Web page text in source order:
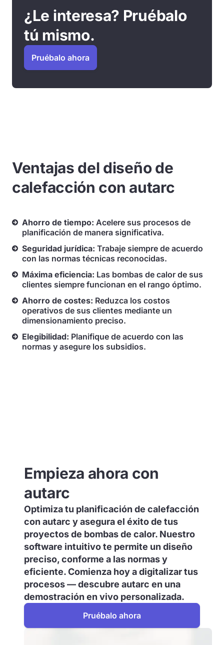
¿Le interesa? Pruébalo
tú mismo.
Pruébalo ahora
Ventajas del diseño de
calefacción con autarc
Ahorro de tiempo: Acelere sus procesos de
planificación de manera significativa.
Seguridad jurídica: Trabaje siempre de acuerdo
con las normas técnicas reconocidas.
Máxima eficiencia: Las bombas de calor de sus
clientes siempre funcionan en el rango óptimo.
Ahorro de costes: Reduzca los costos
operativos de sus clientes mediante un
dimensionamiento preciso.
Elegibilidad: Planifique de acuerdo con las
normas y asegure los subsidios.
Empieza ahora con
autarc
Optimiza tu planificación de calefacción
con autarc y asegura el éxito de tus
proyectos de bombas de calor. Nuestro
software intuitivo te permite un diseño
preciso, conforme a las normas y
eficiente. Comienza hoy a digitalizar tus
procesos — descubre autarc en una
demostración en vivo personalizada.
Pruébalo ahora